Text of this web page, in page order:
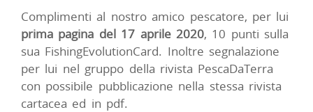
Complimenti al nostro amico pescatore, per lui
prima pagina del 17 aprile 2020, 10 punti sulla
sua FishingEvolutionCard. Inoltre segnalazione
per lui nel gruppo della rivista PescaDaTerra
con possibile pubblicazione nella stessa rivista
cartacea ed in pdf.